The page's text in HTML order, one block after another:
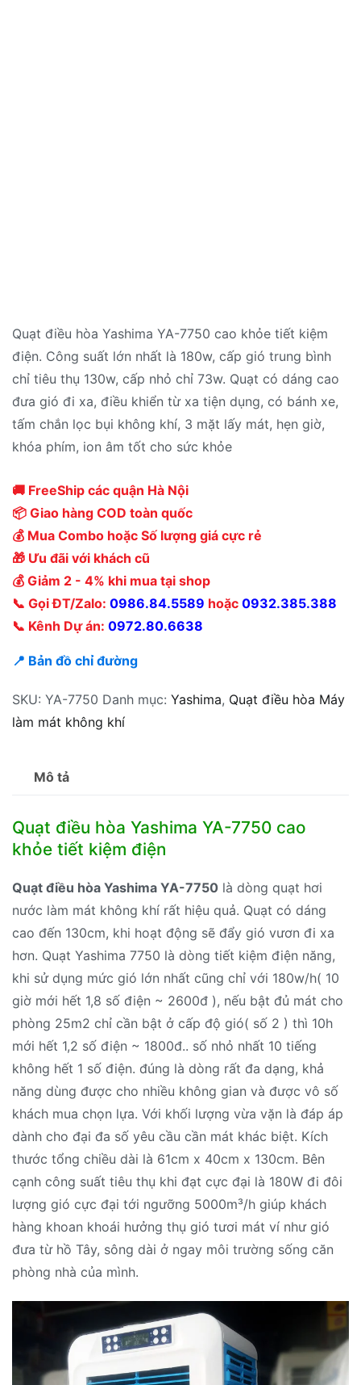
Quạt điều hòa Yashima YA-7750 cao khỏe tiết kiệm
điện. Công suất lớn nhất là 180w, cấp gió trung bình
chỉ tiêu thụ 130w, cấp nhỏ chỉ 73w. Quạt có dáng cao
đưa gió đi xa, điều khiển từ xa tiện dụng, có bánh xe,
tấm chắn lọc bụi không khí, 3 mặt lấy mát, hẹn giờ,
khóa phím, ion âm tốt cho sức khỏe
🚚 FreeShip các quận Hà Nội
📦 Giao hàng COD toàn quốc
💰 Mua Combo hoặc Số lượng giá cực rẻ
🎁 Ưu đãi với khách cũ
💰 Giảm 2 - 4% khi mua tại shop
📞 Gọi ĐT/Zalo: 0986.84.5589 hoặc 0932.385.388
📞 Kênh Dự án: 0972.80.6638
📍 Bản đồ chỉ đường
SKU: YA-7750 Danh mục: Yashima, Quạt điều hòa Máy
làm mát không khí
Mô tả
Quạt điều hòa Yashima YA-7750 cao
khỏe tiết kiệm điện
Quạt điều hòa Yashima YA-7750 là dòng quạt hơi
nước làm mát không khí rất hiệu quả. Quạt có dáng
cao đến 130cm, khi hoạt động sẽ đẩy gió vươn đi xa
hơn. Quạt Yashima 7750 là dòng tiết kiệm điện năng,
khi sử dụng mức gió lớn nhất cũng chỉ với 180w/h( 10
giờ mới hết 1,8 số điện ~ 2600đ ), nếu bật đủ mát cho
phòng 25m2 chỉ cần bật ở cấp độ gió( số 2 ) thì 10h
mới hết 1,2 số điện ~ 1800đ.. số nhỏ nhất 10 tiếng
không hết 1 số điện. đúng là dòng rất đa dạng, khả
năng dùng được cho nhiều không gian và được vô số
khách mua chọn lựa. Với khối lượng vừa vặn là đáp áp
dành cho đại đa số yêu cầu cần mát khác biệt. Kích
thước tổng chiều dài là 61cm x 40cm x 130cm. Bên
cạnh công suất tiêu thụ khi đạt cực đại là 180W đi đôi
lượng gió cực đại tới ngưỡng 5000m³/h giúp khách
hàng khoan khoái hưởng thụ gió tươi mát ví như gió
đưa từ hồ Tây, sông dài ở ngay môi trường sống căn
phòng nhà của mình.